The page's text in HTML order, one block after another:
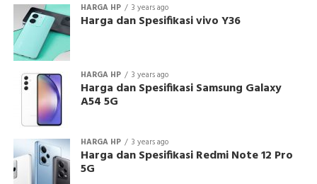
HARGA HP 3 years ago
Harga dan Spesifikasi vivo Y36
HARGA HP 3 years ago
Harga dan Spesifikasi Samsung Galaxy
A54 5G
HARGA HP 3 years ago
Harga dan Spesifikasi Redmi Note 12 Pro
5G